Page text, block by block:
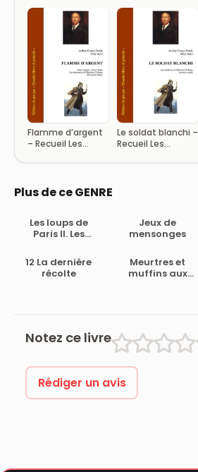
Sherlock Holmes
Flamme d’argent
– Recueil Les
Le soldat blanchi –
Recueil Les
Plus de ce GENRE
Les loups de
Paris II. Les
Jeux de
mensonges
12 La dernière
récolte
Meurtres et
muffins aux
Notez ce livre
Rédiger un avis